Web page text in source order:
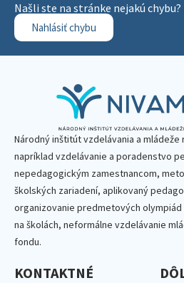
Našli ste na stránke nejakú
Nahlásiť chybu
Národný inštitút vzdelávania a mládeže
napríklad vzdelávanie a poradenstvo
nepedagogickým zamestnancom,
školských zariadení, aplikovaný
organizovanie predmetových
na školách, neformálne vzdelávanie
fondu.
KONTAKTNÉ